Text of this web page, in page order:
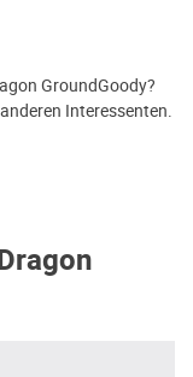
GroundGoody?
Interessenten.